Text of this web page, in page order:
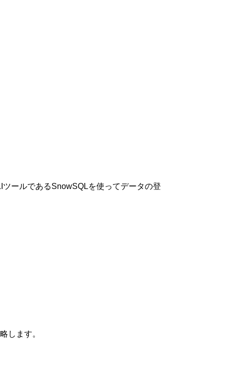
ツールであるSnowSQLを使ってデータの登
します。